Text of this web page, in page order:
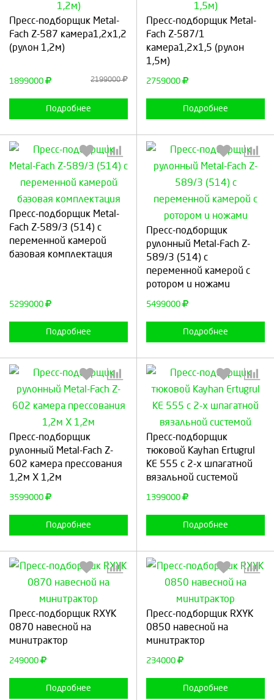
Пресс-подборщик Metal-
Fach Z-587 камера1,2х1,2
(рулон 1,2м)
1899000 2199000
Подробнее
Выберите количество:
Пресс-подборщик Metal-
Fach Z-587/1
камера1,2х1,5 (рулон
1,5м)
2759000
Подробнее
Выберите количество:
Продолжить
Пресс-подборщик Metal-
Fach Z-589/3 (514) с
переменной камерой
базовая комплектация
5299000
Подробнее
Выберите количество:
Пресс-подборщик
рулонный Metal-Fach Z-
589/3 (514) с
переменной камерой c
ротором и ножами
5499000
Подробнее
Выберите количество:
Продолжить Отмена
Пресс-подборщик
рулонный Metal-Fach Z-
602 камера прессования
1,2м Х 1,2м
3599000
Подробнее
Выберите количество:
Продолжить
Пресс-подборщик
тюковой Kayhan Ertugrul
KE 555 с 2-х шпагатной
вязальной системой
1399000
Подробнее
Выберите количество:
Продолжить Отмена
Пресс-подборщик RXYK
0870 навесной на
минитрактор
249000
Подробнее
Выберите количество:
Продолжить
Пресс-подборщик RXYK
0850 навесной на
минитрактор
234000
Подробнее
Выберите количество:
Продолжить